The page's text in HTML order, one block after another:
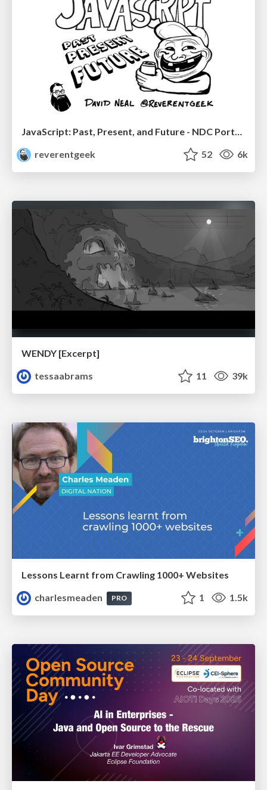
reverentgeek
52 6k
WENDY [Excerpt]
tessaabrams
11 39k
Lessons Learnt from Crawling 1000+ Websites
charlesmeaden
PRO 1 1.5k